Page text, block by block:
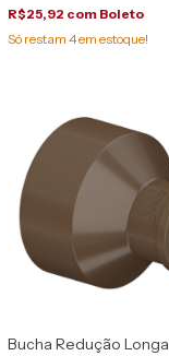
R$25,92 com Boleto
Só restam4em estoque!
Bucha Redução Longa